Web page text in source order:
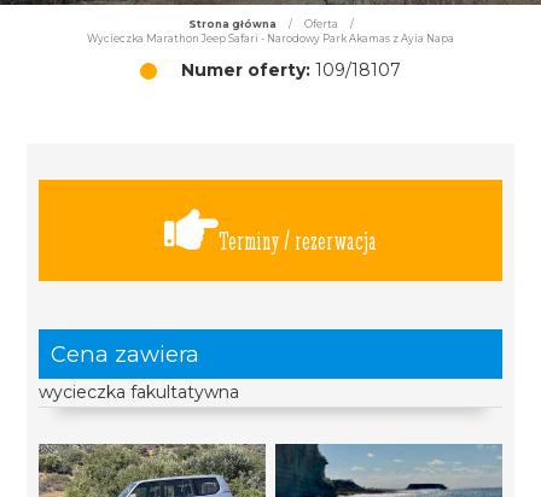
Strona główna / Oferta
/
Wycieczka Marathon Jeep Safari - Narodowy Park Akamas z Ayia Napa
Numer oferty: 109/18107
Terminy / rezerwacja
Cena zawiera
wycieczka fakultatywna